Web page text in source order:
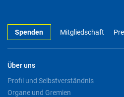
Spenden Mitgliedschaft
Über uns
Profil und Selbstverständnis
Organe und Gremien